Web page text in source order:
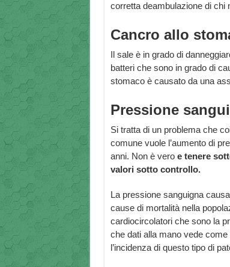
corretta deambulazione di chi
Cancro allo
Il sale è in grado di
batteri che sono in grado di
stomaco è causato da una
Pressione
Si tratta di un problema che
comune vuole l’aumento di
anni. Non è vero e tenere
valori sotto controllo.
La pressione sanguigna
cause di mortalità nella
cardiocircolatori che sono la
che dati alla mano vede
l’incidenza di questo tipo di